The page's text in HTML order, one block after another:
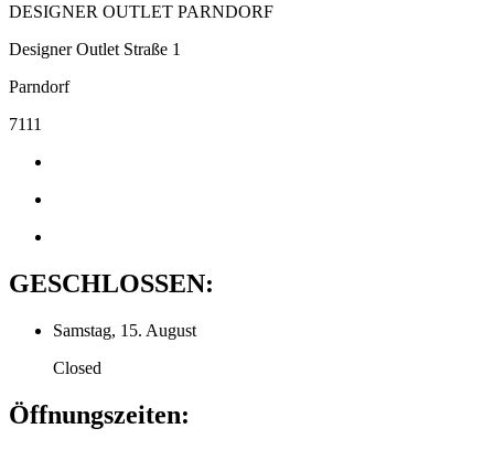
DESIGNER OUTLET PARNDORF
Designer Outlet Straße 1
Parndorf
7111
GESCHLOSSEN:
Samstag, 15. August
Closed
Öffnungszeiten: